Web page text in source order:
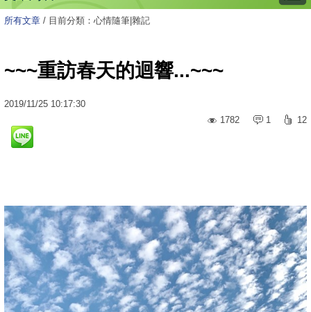
所有文章 / 目前分類：心情隨筆|雜記
~~~重訪春天的迴響...~~~
2019/11/25 10:17:30
1782
1 12